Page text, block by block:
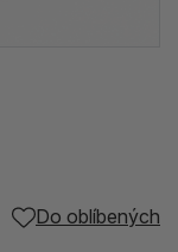
Do oblíbených